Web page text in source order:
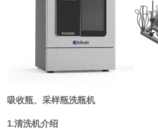
吸收瓶、采样瓶洗瓶机
1.清洗机介绍